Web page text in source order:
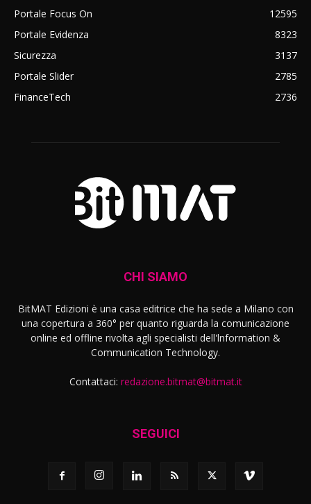
Portale Focus On
12595
Portale Evidenza
8323
Sicurezza
3137
Portale Slider
2785
FinanceTech
2736
CHI SIAMO
BitMAT Edizioni è una casa editrice che ha sede a Milano con
una copertura a 360° per quanto riguarda la comunicazione
online ed offline rivolta agli specialisti dell'lnformation &
Communication Technology.
Contattaci: redazione.bitmat@bitmat.it
SEGUICI